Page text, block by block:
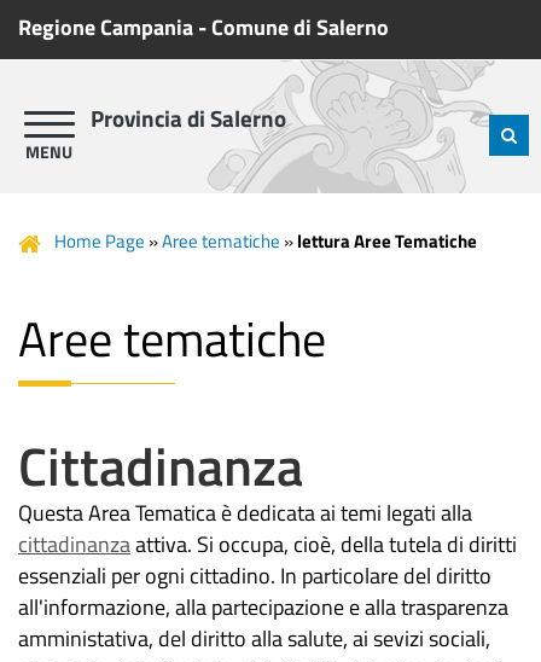
Regione Campania-Comune di Salerno
Provincia di Salerno
Home Page »Aree tematiche »lettura Aree Tematiche
Aree tematiche
Cittadinanza
Questa Area Tematica è dedicata ai temi legati alla
cittadinanzaattiva. Si occupa, cioè, della tutela di diritti
essenziali per ogni cittadino. In particolare del diritto
all'informazione, alla partecipazione e alla trasparenza
amministativa, del diritto alla salute, ai sevizi sociali,